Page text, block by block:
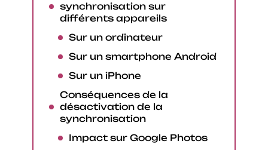
synchronisation sur
différents appareils
Sur un ordinateur
Sur un smartphone Android
Sur un iPhone
Conséquences de la
désactivation de la
synchronisation
Impact sur Google Photos